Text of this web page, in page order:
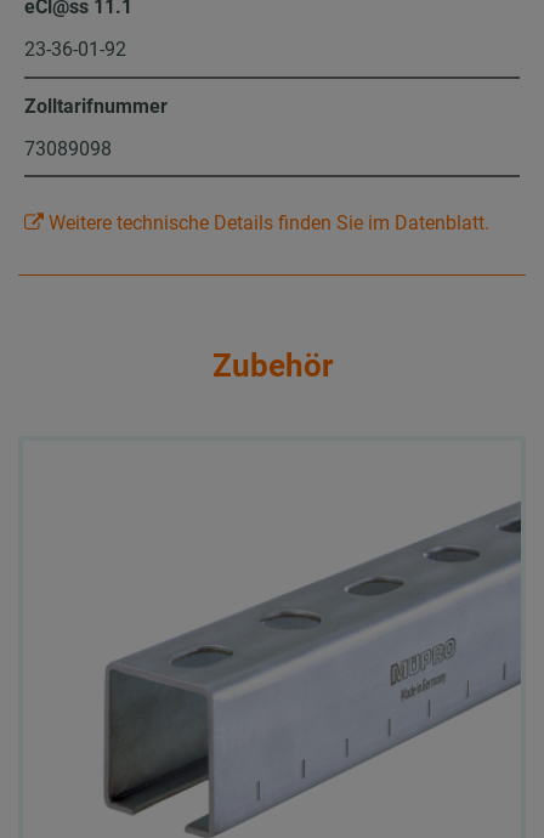
eCl@ss 11.1
23-36-01-92
Zolltarifnummer
73089098
Weitere technische Details finden Sie im Datenblatt.
Zubehör